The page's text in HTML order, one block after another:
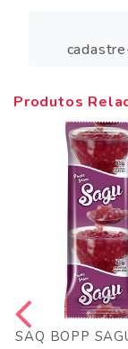
Produtos
SAQ BOPP